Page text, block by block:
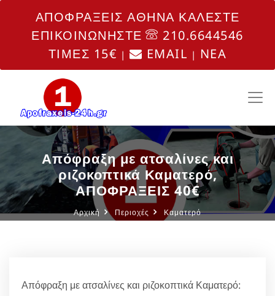
ΑΠΟΦΡΑΞΕΙΣ ΑΘΗΝΑ ΚΑΛΕΣΤΕ
ΕΠΙΚΟΙΝΩΝΗΣΤΕ
210.6644546
ΤΙΜΕΣ 15€ | EMAIL | NEA
Απόφραξη με ατσαλίνες και
ριζοκοπτικά Καματερό,
ΑΠΟΦΡΑΞΕΙΣ 40€
Αρχική Περιοχές Καματερό
Απόφραξη με ατσαλίνες και ριζοκοπτικά Καματερό: